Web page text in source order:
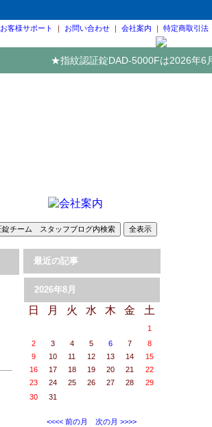
お客様サポート ｜ お問い合わせ ｜ 会社案内 ｜ 特定商取引法
★指紋認証錠DAD-5000Fは2026年6月を
最近の記事
2026年8月
日 月 火 水 木 金 土
1
2
3 4 5 6 7
8
9
10 11 12 13 14
15
16
17 18 19 20 21
22
23
24 25 26 27 28
29
30
31
<<<< 前の月 次の月 >>>>